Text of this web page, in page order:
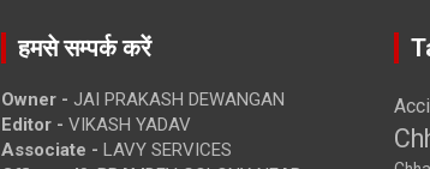
हमसे सम्पर्क करें
Owner - JAI PRAKASH DEWANGAN
Editor - VIKASH YADAV
Associate - LAVY SERVICES